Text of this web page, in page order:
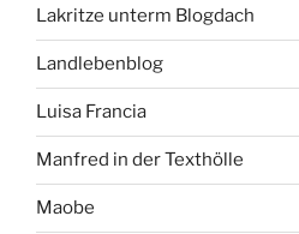
Lakritze unterm Blogdach
Landlebenblog
Luisa Francia
Manfred in der Texthölle
Maobe